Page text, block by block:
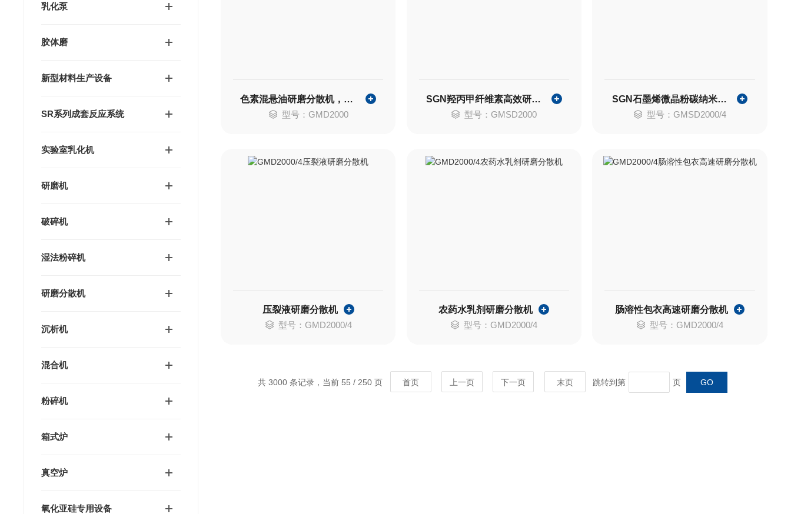
乳化泵
胶体磨
新型材料生产设备
SR系列成套反应系统
实验室乳化机
研磨机
破碎机
湿法粉碎机
研磨分散机
沉析机
混合机
粉碎机
箱式炉
真空炉
氧化亚硅专用设备
色素混悬油研磨分散机，叶黄素混悬油分散机，色素混悬油分散机
型号：GMD2000
SGN羟丙甲纤维素高效研磨分散机
型号：GMSD2000
SGN石墨烯微晶粉碳纳米管研磨分散机
型号：GMSD2000/4
压裂液研磨分散机
型号：GMD2000/4
农药水乳剂研磨分散机
型号：GMD2000/4
肠溶性包衣高速研磨分散机
型号：GMD2000/4
共 3000 条记录，当前 55 / 250 页 首页 上一页 下一页 末页 跳转到第 页